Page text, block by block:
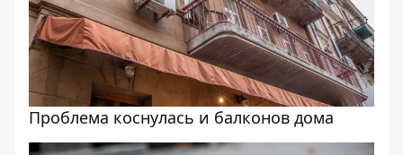
Проблема коснулась и балконов дома